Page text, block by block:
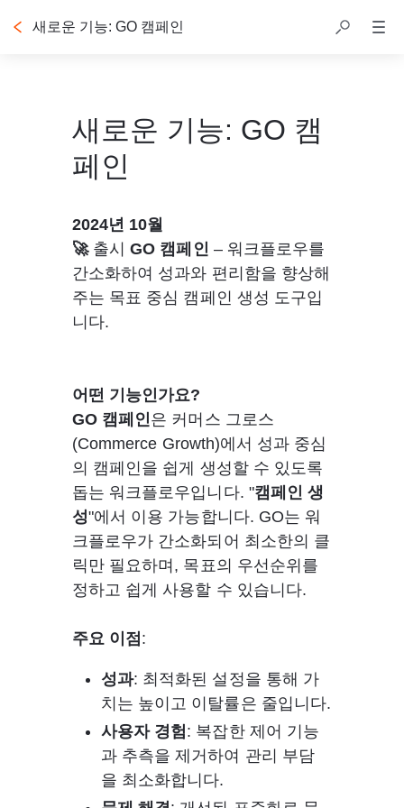
새로운 기능: GO 캠페인
새로운 기능: GO 캠
페인
2024년 10월
🚀 출시 GO 캠페인 – 워크플로우를
간소화하여 성과와 편리함을 향상해
주는 목표 중심 캠페인 생성 도구입
니다.
어떤 기능인가요?
GO 캠페인은 커머스 그로스
(Commerce Growth)에서 성과 중심
의 캠페인을 쉽게 생성할 수 있도록
돕는 워크플로우입니다. "캠페인 생
성"에서 이용 가능합니다. GO는 워
크플로우가 간소화되어 최소한의 클
릭만 필요하며, 목표의 우선순위를
정하고 쉽게 사용할 수 있습니다.
주요 이점 :
성과: 최적화된 설정을 통해 가
치는 높이고 이탈률은 줄입니다.
사용자 경험: 복잡한 제어 기능
과 추측을 제거하여 관리 부담
을 최소화합니다.